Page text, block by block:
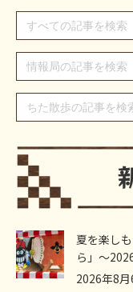
Search
for:
Search
for:
Search
for:
夏を楽し
ら」～
2026年8月